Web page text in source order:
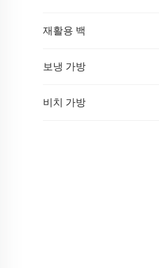
재활용 백
보냉 가방
비치 가방